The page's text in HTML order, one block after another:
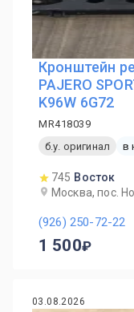
Кронштейн
PAJERO
K96W 6G72
MR418039
б.у. оригинал
в
745 Восток
Москва, пос.
(926) 250-72-22
1 500
03.08.2026